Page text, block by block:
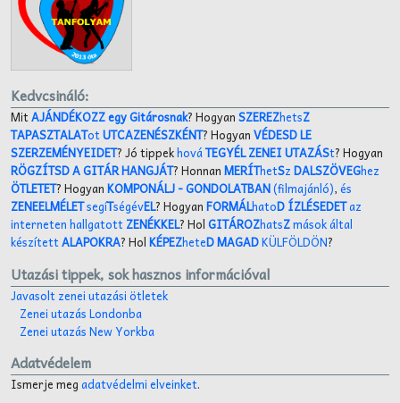
Kedvcsináló:
MitAJÁNDÉKOZZ egy Gitárosnak? HogyanSZEREZhetsZ
TAPASZTALATotUTCAZENÉSZKÉNT? HogyanVÉDESD LE
SZERZEMÉNYEIDET? Jó tippekhováTEGYÉL ZENEI UTAZÁSt? Hogyan
RÖGZÍTSD A GITÁR HANGJÁT? HonnanMERÍThetSzDALSZÖVEGhez
ÖTLETET? HogyanKOMPONÁLJ- GONDOLATBAN(filmajánló),és
ZENEELMÉLETsegíTségévEL? HogyanFORMÁLhatoD ÍZLÉSEDETaz
interneten hallgatott ZENÉKKEL? HolGITÁROZhatsZmások által
készítettALAPOKRA? HolKÉPEZheteD MAGADKÜLFÖLDÖN?
Utazási tippek, sok hasznos információval
Javasolt zenei utazási ötletek
Zenei utazás Londonba
Zenei utazás New Yorkba
Adatvédelem
Ismerje megadatvédelmi elveinket.